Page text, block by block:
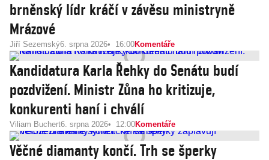
brněnský lídr kráčí v závěsu ministryně
Mrázové
Jiří Sezemský6. srpna 2026 16:00Komentáře
Kandidatura Karla Řehky do Senátu budí
pozdvižení. Ministr Zůna ho kritizuje,
konkurenti haní i chválí
Viliam Buchert6. srpna 2026 12:00Komentáře
Věčné diamanty končí. Trh se šperky